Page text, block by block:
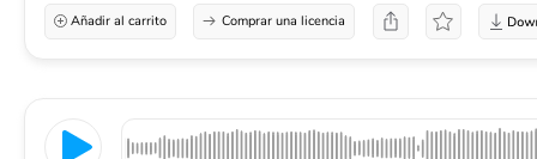
Añadir al carrito Comprar una licencia